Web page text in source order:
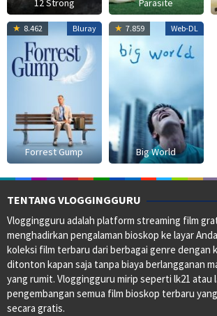
12 Strong Parasite
Forrest Gump
8.462
1994
Robert
Zemeckis
Bluray
Big World
7.859 Web-DL
TENTANG VLOGGINGGURU
Vloggingguru adalah platform streaming film
menghadirkan pengalaman bioskop ke layar
koleksi film terbaru dari berbagai genre dengan
ditonton kapan saja tanpa biaya berlangganan
yang rumit. Vloggingguru mirip seperti lk21 atau
pengembangan semua film bioskop terbaru
secara gratis.